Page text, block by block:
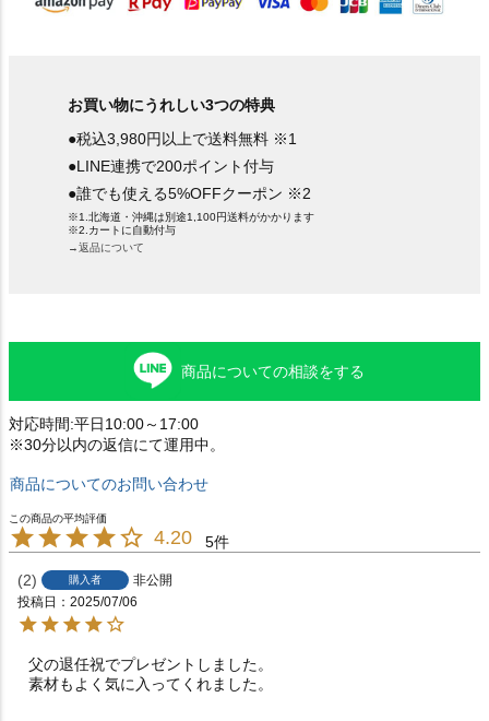
お買い物にうれしい3つの特典
●税込3,980円以上で送料無料 ※1
●LINE連携で200ポイント付与
●誰でも使える5%OFFクーポン ※2
※1.北海道・沖縄は別途1,100円送料がかかります
※2.カートに自動付与
→返品について
商品についての相談をする
対応時間:平日10:00～17:00
※30分以内の返信にて運用中。
商品についてのお問い合わせ
4.20 5
2 購入者
非公開
投稿日
2025/07/06
父の退任祝でプレゼントしました。
素材もよく気に入ってくれました。